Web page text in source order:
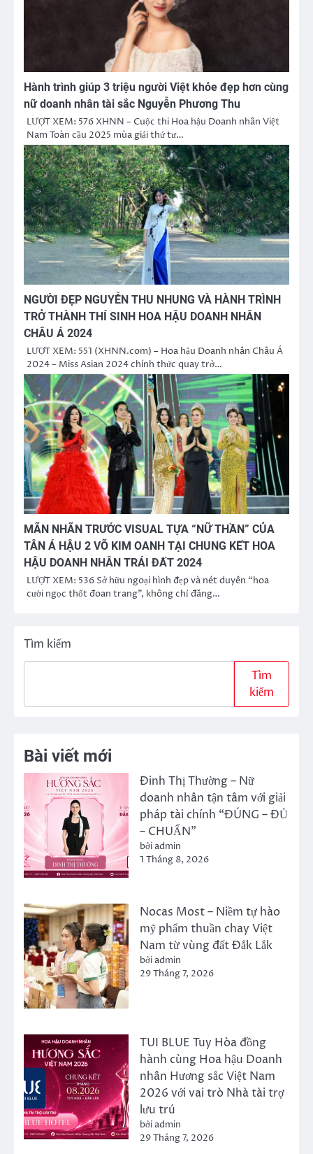
Hành trình giúp 3 triệu người Việt khỏe đẹp hơn cùng
nữ doanh nhân tài sắc Nguyễn Phương Thu
LƯỢT XEM: 576 XHNN – Cuộc thi Hoa hậu Doanh nhân Việt
Nam Toàn cầu 2025 mùa giải thứ tư…
NGƯỜI ĐẸP NGUYỄN THU NHUNG VÀ HÀNH TRÌNH
TRỞ THÀNH THÍ SINH HOA HẬU DOANH NHÂN
CHÂU Á 2024
LƯỢT XEM: 551 (XHNN.com) – Hoa hậu Doanh nhân Châu Á
2024 – Miss Asian 2024 chính thức quay trở…
MÃN NHÃN TRƯỚC VISUAL TỰA “NỮ THẦN” CỦA
TÂN Á HẬU 2 VÕ KIM OANH TẠI CHUNG KẾT HOA
HẬU DOANH NHÂN TRÁI ĐẤT 2024
LƯỢT XEM: 536 Sở hữu ngoại hình đẹp và nét duyên “hoa
cười ngọc thốt đoan trang”, không chỉ đăng…
Tìm kiếm
Tìm
kiếm
Bài viết mới
Đinh Thị Thường – Nữ
doanh nhân tận tâm với giải
pháp tài chính “ĐÚNG – ĐỦ
– CHUẨN”
bởi admin
1 Tháng 8, 2026
Nocas Most – Niềm tự hào
mỹ phẩm thuần chay Việt
Nam từ vùng đất Đắk Lắk
bởi admin
29 Tháng 7, 2026
TUI BLUE Tuy Hòa đồng
hành cùng Hoa hậu Doanh
nhân Hương sắc Việt Nam
2026 với vai trò Nhà tài trợ
lưu trú
bởi admin
29 Tháng 7, 2026